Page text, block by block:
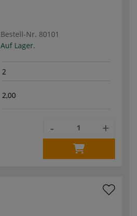
Bestell-Nr. 80101
Auf Lager.
2
2,00
- +